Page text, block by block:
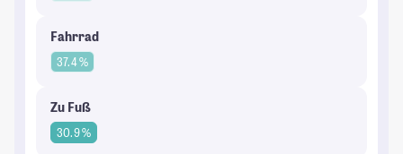
Fahrrad
37.4 %
Zu Fuß
30.9 %